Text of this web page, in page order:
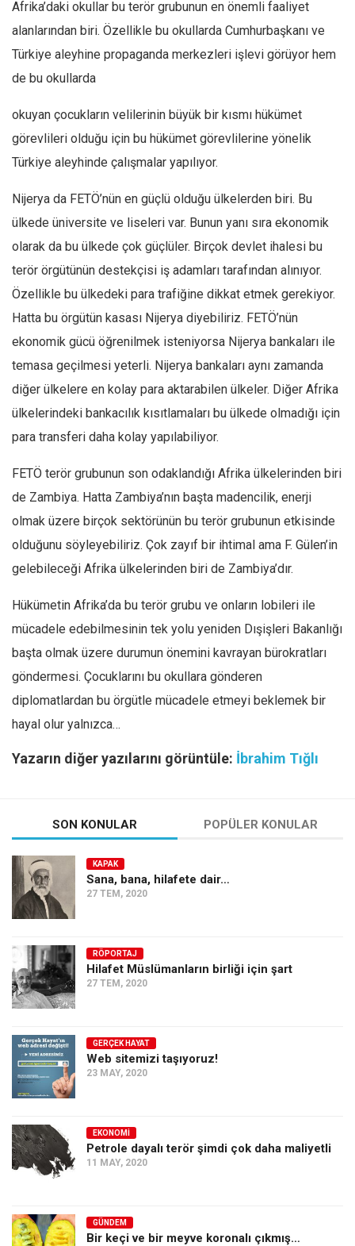
Afrika’daki okullar bu terör grubunun en önemli faaliyet
alanlarından biri. Özellikle bu okullarda Cumhurbaşkanı ve
Türkiye aleyhine propaganda merkezleri işlevi görüyor hem
de bu okullarda
okuyan çocukların velilerinin büyük bir kısmı hükümet
görevlileri olduğu için bu hükümet görevlilerine yönelik
Türkiye aleyhinde çalışmalar yapılıyor.
Nijerya da FETÖ’nün en güçlü olduğu ülkelerden biri. Bu
ülkede üniversite ve liseleri var. Bunun yanı sıra ekonomik
olarak da bu ülkede çok güçlüler. Birçok devlet ihalesi bu
terör örgütünün destekçisi iş adamları tarafından alınıyor.
Özellikle bu ülkedeki para trafiğine dikkat etmek gerekiyor.
Hatta bu örgütün kasası Nijerya diyebiliriz. FETÖ’nün
ekonomik gücü öğrenilmek isteniyorsa Nijerya bankaları ile
temasa geçilmesi yeterli. Nijerya bankaları aynı zamanda
diğer ülkelere en kolay para aktarabilen ülkeler. Diğer Afrika
ülkelerindeki bankacılık kısıtlamaları bu ülkede olmadığı için
para transferi daha kolay yapılabiliyor.
FETÖ terör grubunun son odaklandığı Afrika ülkelerinden biri
de Zambiya. Hatta Zambiya’nın başta madencilik, enerji
olmak üzere birçok sektörünün bu terör grubunun etkisinde
olduğunu söyleyebiliriz. Çok zayıf bir ihtimal ama F. Gülen’in
gelebileceği Afrika ülkelerinden biri de Zambiya’dır.
Hükümetin Afrika’da bu terör grubu ve onların lobileri ile
mücadele edebilmesinin tek yolu yeniden Dışişleri Bakanlığı
başta olmak üzere durumun önemini kavrayan bürokratları
göndermesi. Çocuklarını bu okullara gönderen
diplomatlardan bu örgütle mücadele etmeyi beklemek bir
hayal olur yalnızca…
Yazarın diğer yazılarını görüntüle: İbrahim Tığlı
SON KONULAR POPÜLER KONULAR
KAPAK
Sana, bana, hilafete dair…
27 TEM, 2020
RÖPORTAJ
Hilafet Müslümanların birliği için şart
27 TEM, 2020
GERÇEK HAYAT
Web sitemizi taşıyoruz!
23 MAY, 2020
EKONOMI
Petrole dayalı terör şimdi çok daha maliyetli
11 MAY, 2020
GÜNDEM
Bir keçi ve bir meyve koronalı çıkmış…